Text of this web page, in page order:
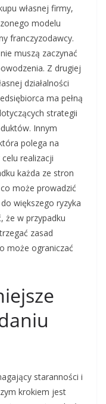
własnej firmy,
modelu
franczyzodawcy.
muszą zaczynać
Z drugiej
działalności
ma pełną
strategii
Innym
polega na
realizacji
każda ze stron
może prowadzić
większego ryzyka
że w przypadku
zasad
może ograniczać
staranności i
krokiem jest